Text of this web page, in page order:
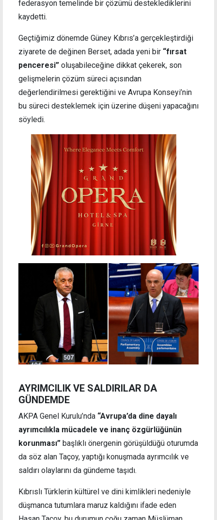
federasyon temelinde bir çözümü desteklediklerini
kaydetti.
Geçtiğimiz dönemde Güney Kıbrıs’a gerçekleştirdiği
ziyarete de değinen Berset, adada yeni bir “fırsat
penceresi” oluşabileceğine dikkat çekerek, son
gelişmelerin çözüm süreci açısından
değerlendirilmesi gerektiğini ve Avrupa Konseyi’nin
bu süreci desteklemek için üzerine düşeni yapacağını
söyledi.
AYRIMCILIK VE SALDIRILAR DA
GÜNDEMDE
AKPA Genel Kurulu’nda “Avrupa’da dine dayalı
ayrımcılıkla mücadele ve inanç özgürlüğünün
korunması” başlıklı önergenin görüşüldüğü oturumda
da söz alan Taçoy, yaptığı konuşmada ayrımcılık ve
saldırı olaylarını da gündeme taşıdı.
Kıbrıslı Türklerin kültürel ve dini kimlikleri nedeniyle
düşmanca tutumlara maruz kaldığını ifade eden